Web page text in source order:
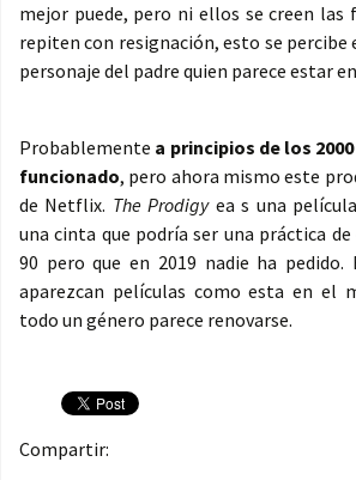
mejor puede, pero ni ellos se creen las
repiten con resignación, esto se percibe
personaje del padre quien parece estar
Probablemente a principios de los
funcionado, pero ahora mismo este
de Netflix. The Prodigy ea s una
una cinta que podría ser una práctica
90 pero que en 2019 nadie ha pedido.
aparezcan películas como esta en el
todo un género parece renovarse.
Compartir: